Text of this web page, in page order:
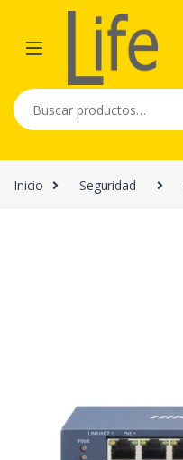
Skip to navigation
Skip to content
Buscar por:
Inicio Seguridad